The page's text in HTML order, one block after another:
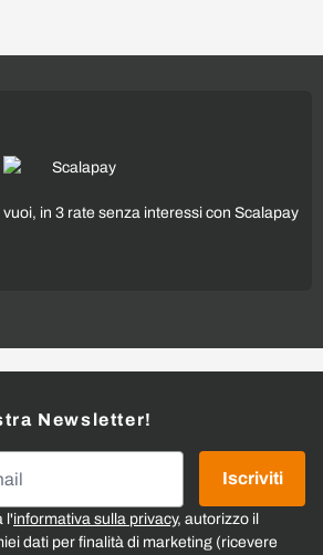
in 3 rate senza interessi con Scalapay
Newsletter!
l'informativa sulla privacy, autorizzo il
dati per finalità di marketing (ricevere
Iscriviti